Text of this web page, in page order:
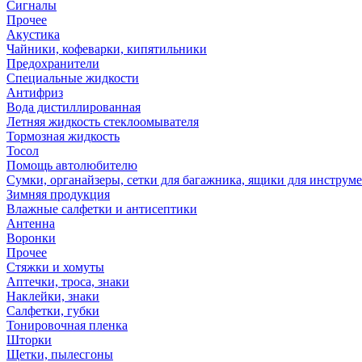
Сигналы
Прочее
Акустика
Чайники, кофеварки, кипятильники
Предохранители
Специальные жидкости
Антифриз
Вода дистиллированная
Летняя жидкость стеклоомывателя
Тормозная жидкость
Тосол
Помощь автолюбителю
Сумки, органайзеры, сетки для багажника, ящики для
Зимняя продукция
Влажные салфетки и антисептики
Антенна
Воронки
Прочее
Стяжки и хомуты
Аптечки, троса, знаки
Наклейки, знаки
Салфетки, губки
Тонировочная пленка
Шторки
Щетки, пылесгоны